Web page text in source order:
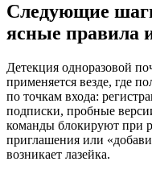
Следующие
ясные правила
Детекция одноразовой
применяется везде, где
по точкам входа:
подписки, пробные
команды блокируют при
приглашения или
возникает лазейка.